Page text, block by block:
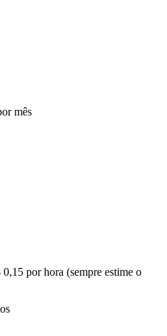
mês
por hora (sempre estime o